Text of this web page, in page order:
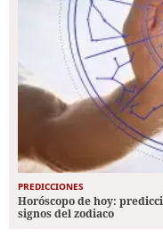
PREDICCIONES
Horóscopo de hoy:
signos del zodiaco